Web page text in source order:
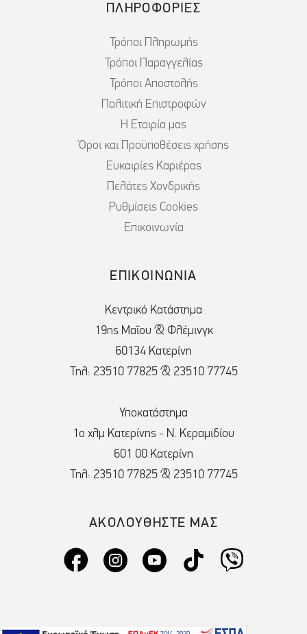
ΠΛΗΡΟΦΟΡΙΕΣ
Τρόποι Πληρωμής
Τρόποι Παραγγελίας
Τρόποι Αποστολής
Πολιτική Επιστροφών
Η Εταιρία μας
Όροι και Προϋποθέσεις χρήσης
Ευκαιρίες Καριέρας
Πελάτες Χονδρικής
Ρυθμίσεις Cookies
Επικοινωνία
ΕΠΙΚΟΙΝΩΝΙΑ
Κεντρικό Κατάστημα
19ης Μαΐου & Φλέμινγκ
60134 Κατερίνη
Τηλ: 23510 77825 & 23510 77745
Υποκατάστημα
1ο χλμ Κατερίνης - Ν. Κεραμιδίου
601 00 Κατερίνη
Τηλ: 23510 77825 & 23510 77745
ΑΚΟΛΟΥΘΗΣΤΕ ΜΑΣ